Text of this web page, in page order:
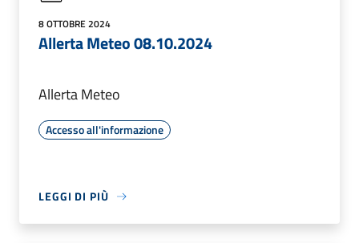
8 OTTOBRE 2024
Allerta Meteo 08.10.2024
Allerta Meteo
Accesso all'informazione
LEGGI DI PIÙ